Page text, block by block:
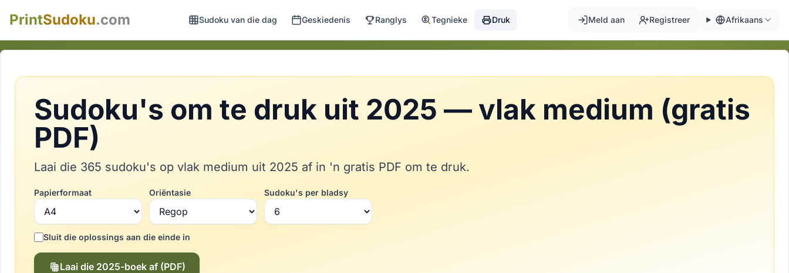
PrintSudoku.com Sudoku van die dag Geskiedenis Ranglys Tegnieke Druk Meld aan Registreer Afrikaans
Sudoku's om te druk uit 2025 — vlak medium (gratis
PDF)
Laai die 365 sudoku's op vlak medium uit 2025 af in 'n gratis PDF om te druk.
Papierformaat Oriëntasie Sudoku's per bladsy
Sluit die oplossings aan die einde in
Laai die 2025-boek af (PDF)